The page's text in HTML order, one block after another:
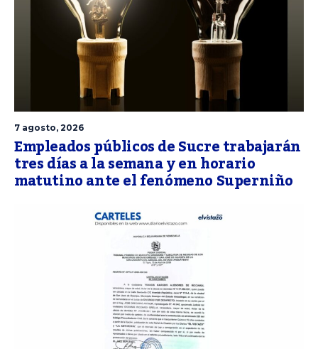
7 agosto, 2026
Empleados públicos de Sucre trabajarán
tres días a la semana y en horario
matutino ante el fenómeno Superniño